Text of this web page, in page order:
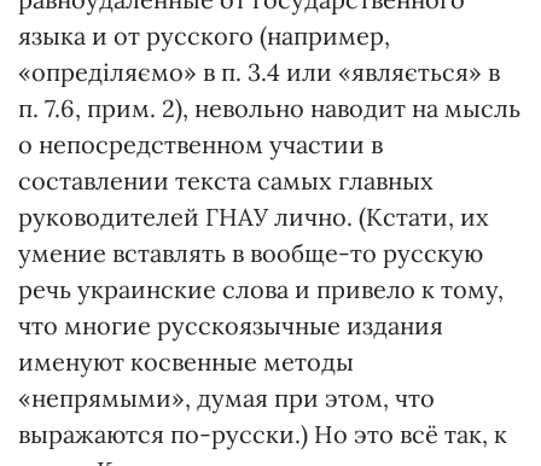
языка и от русского (например,
«опреділяємо» в п. 3.4 или «являється» в
п. 7.6, прим. 2), невольно наводит на мысль
о непосредственном участии в
составлении текста самых главных
руководителей ГНАУ лично. (Кстати, их
умение вставлять в вообще-то русскую
речь украинские слова и привело к тому,
что многие русскоязычные издания
именуют косвенные методы
«непрямыми», думая при этом, что
выражаются по-русски.) Но это всё так, к